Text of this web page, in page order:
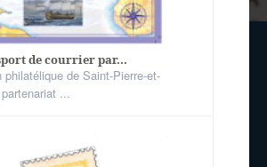
de courrier par...
philatélique de Saint-Pierre-et-
...